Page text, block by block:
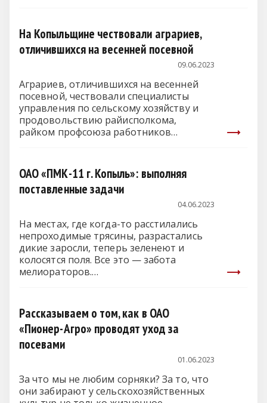
На Копыльщине чествовали аграриев,
отличившихся на весенней посевной
09.06.2023
Аграриев, отличившихся на весенней
посевной, чествовали специалисты
управления по сельскому хозяйству и
продовольствию райисполкома,
райком профсоюза работников
ОАО «ПМК-11 г. Копыль»: выполняя
поставленные задачи
04.06.2023
На местах, где когда-то расстилались
непроходимые трясины, разрастались
дикие заросли, теперь зеленеют и
колосятся поля. Все это — забота
мелиораторов.…
Рассказываем о том, как в ОАО
«Пионер-Агро» проводят уход за
посевами
01.06.2023
За что мы не любим сорняки? За то, что
они забирают у сельскохозяйственных